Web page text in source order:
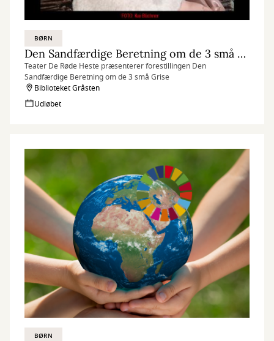
BØRN
Den Sandfærdige Beretning om de 3 små Grise
Teater De Røde Heste præsenterer forestillingen Den
Sandfærdige Beretning om de 3 små Grise
Biblioteket Gråsten
Udløbet
BØRN